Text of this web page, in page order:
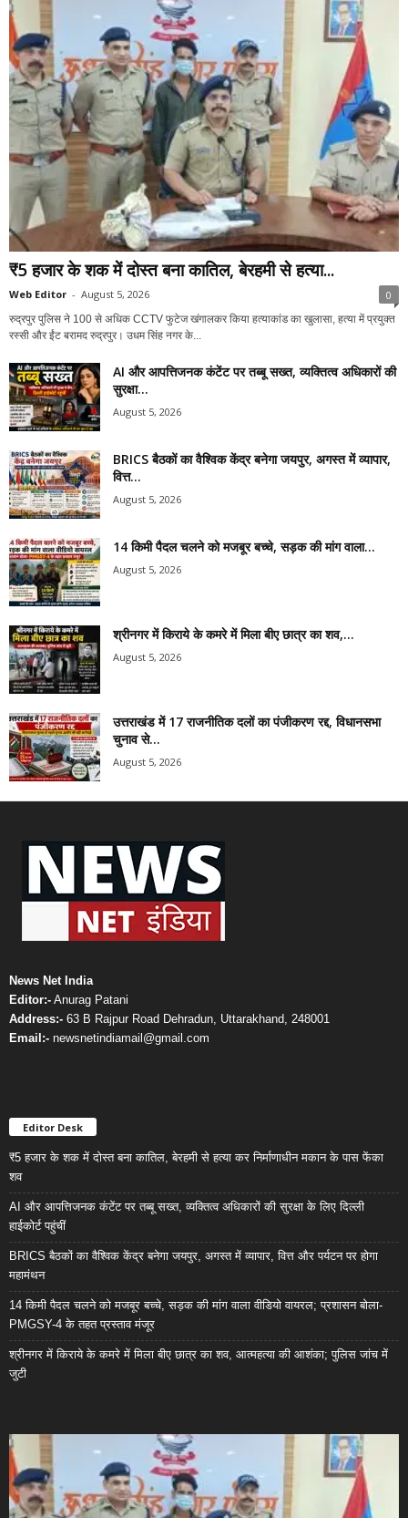
₹5 हजार के शक में दोस्त बना कातिल, बेरहमी से हत्या...
Web Editor - August 5, 2026 0
रुद्रपुर पुलिस ने 100 से अधिक CCTV फुटेज खंगालकर किया हत्याकांड का खुलासा, हत्या में प्रयुक्त
रस्सी और ईंट बरामद रुद्रपुर। उधम सिंह नगर के...
AI और आपत्तिजनक कंटेंट पर तब्बू सख्त, व्यक्तित्व अधिकारों की
सुरक्षा...
August 5, 2026
BRICS बैठकों का वैश्विक केंद्र बनेगा जयपुर, अगस्त में व्यापार,
वित्त...
August 5, 2026
14 किमी पैदल चलने को मजबूर बच्चे, सड़क की मांग वाला...
August 5, 2026
श्रीनगर में किराये के कमरे में मिला बीए छात्र का शव,...
August 5, 2026
उत्तराखंड में 17 राजनीतिक दलों का पंजीकरण रद्द, विधानसभा
चुनाव से...
August 5, 2026
News Net India
Editor:- Anurag Patani
Address:- 63 B Rajpur Road Dehradun, Uttarakhand, 248001
Email:- newsnetindiamail@gmail.com
Editor Desk
₹5 हजार के शक में दोस्त बना कातिल, बेरहमी से हत्या कर निर्माणाधीन मकान के पास फेंका
शव
AI और आपत्तिजनक कंटेंट पर तब्बू सख्त, व्यक्तित्व अधिकारों की सुरक्षा के लिए दिल्ली
हाईकोर्ट पहुंचीं
BRICS बैठकों का वैश्विक केंद्र बनेगा जयपुर, अगस्त में व्यापार, वित्त और पर्यटन पर होगा
महामंथन
14 किमी पैदल चलने को मजबूर बच्चे, सड़क की मांग वाला वीडियो वायरल; प्रशासन बोला-
PMGSY-4 के तहत प्रस्ताव मंजूर
श्रीनगर में किराये के कमरे में मिला बीए छात्र का शव, आत्महत्या की आशंका; पुलिस जांच में
जुटी